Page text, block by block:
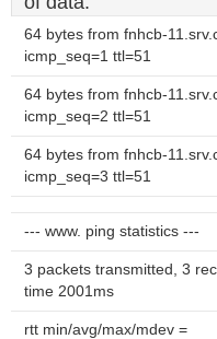
64 bytes from fnhcb-
icmp_seq=1 ttl=51
64 bytes from fnhcb-
icmp_seq=2 ttl=51
64 bytes from fnhcb-
icmp_seq=3 ttl=51
--- www. ping statistics ---
3 packets transmitted, 3
time 2001ms
rtt min/avg/max/mdev =